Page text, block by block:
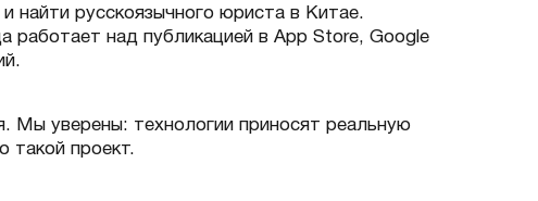
найти русскоязычного юриста в Китае.
работает над публикацией в App Store, Google
Мы уверены: технологии приносят реальную
такой проект.